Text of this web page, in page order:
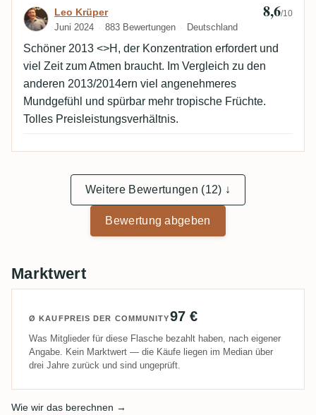
Bewertung von Leo Krüper
Leo Krüper
Juni 2024 883 Bewertungen Deutschland
8,6/10
Schöner 2013 <>H, der Konzentration erfordert und
viel Zeit zum Atmen braucht. Im Vergleich zu den
anderen 2013/2014ern viel angenehmeres
Mundgefühl und spürbar mehr tropische Früchte.
Tolles Preisleistungsverhältnis.
Weitere Bewertungen (12) ↓
Bewertung abgeben
Marktwert
Ø KAUFPREIS DER COMMUNITY97 €
Was Mitglieder für diese Flasche bezahlt haben, nach eigener
Angabe. Kein Marktwert — die Käufe liegen im Median über
drei Jahre zurück und sind ungeprüft.
Wie wir das berechnen →